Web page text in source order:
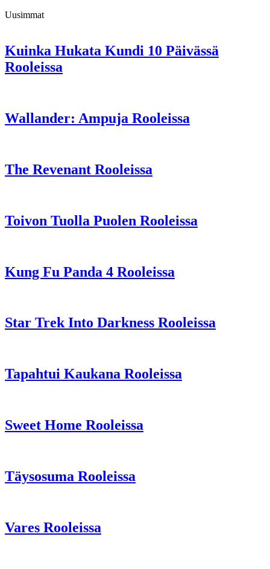
Uusimmat
Kuinka Hukata Kundi 10 Päivässä
Rooleissa
Wallander: Ampuja Rooleissa
The Revenant Rooleissa
Toivon Tuolla Puolen Rooleissa
Kung Fu Panda 4 Rooleissa
Star Trek Into Darkness Rooleissa
Tapahtui Kaukana Rooleissa
Sweet Home Rooleissa
Täysosuma Rooleissa
Vares Rooleissa